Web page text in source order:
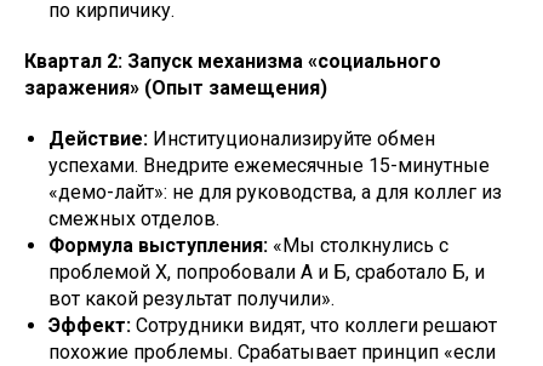
по кирпичику.
Квартал 2: Запуск механизма «социального
заражения» (Опыт замещения)
Действие: Институционализируйте обмен
успехами. Внедрите ежемесячные 15-минутные
«демо-лайт»: не для руководства, а для коллег из
смежных отделов.
Формула выступления: «Мы столкнулись с
проблемой Х, попробовали А и Б, сработало Б, и
вот какой результат получили».
Эффект: Сотрудники видят, что коллеги решают
похожие проблемы. Срабатывает принцип «если